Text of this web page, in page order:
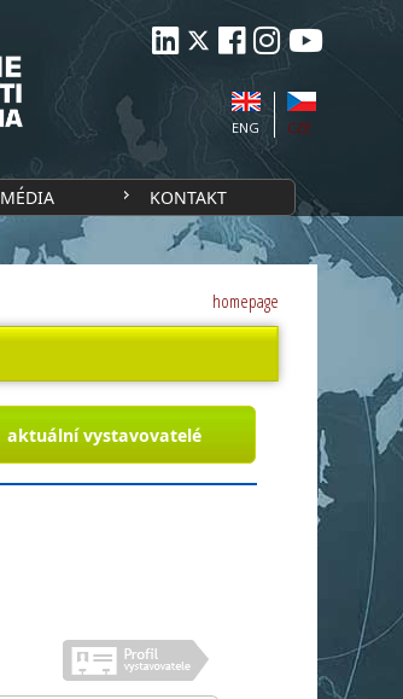
CZE
ENG
MÉDIA KONTAKT
homepage
aktuální vystavovatelé